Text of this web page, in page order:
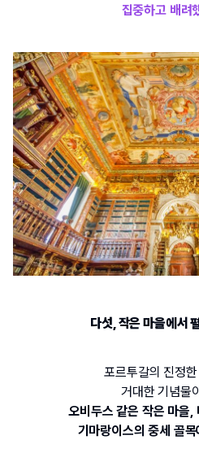
집중하고 배려
다섯, 작은 마을에서
포르투갈의 진정
거대한 기념물
오비두스 같은 작은 마을,
기마랑이스의 중세 골